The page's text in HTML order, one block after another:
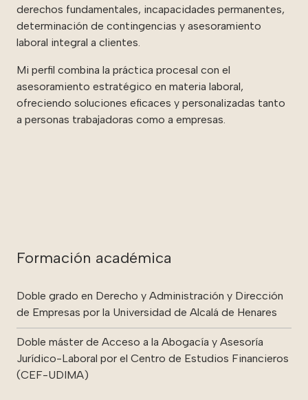
derechos fundamentales, incapacidades permanentes,
determinación de contingencias y asesoramiento
laboral integral a clientes.
Mi perfil combina la práctica procesal con el
asesoramiento estratégico en materia laboral,
ofreciendo soluciones eficaces y personalizadas tanto
a personas trabajadoras como a empresas.
Formación académica
Doble grado en Derecho y Administración y Dirección
de Empresas por la Universidad de Alcalá de Henares
Doble máster de Acceso a la Abogacía y Asesoría
Jurídico-Laboral por el Centro de Estudios Financieros
(CEF-UDIMA)